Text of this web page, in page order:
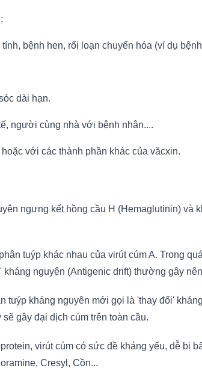
bệnh hen, rối loạn chuyển hóa (ví dụ
dài hạn.
người cùng nhà với bệnh nhân....
với các thành phần khác của văcxin.
ngưng kết hồng cầu H (Hemaglutinin) và
tuýp khác nhau của virút cúm A. Trong
nguyên (Antigenic drift) thường gây
kháng nguyên mới gọi là 'thay đổi'
gây đại dịch cúm trên toàn cầu.
virút cúm có sức đề kháng yếu, dễ bị
Cresyl, Cồn...